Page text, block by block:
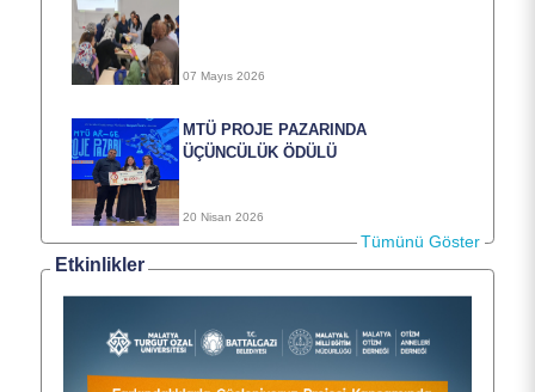
07 Mayıs 2026
MTÜ PROJE PAZARINDA
ÜÇÜNCÜLÜK ÖDÜLÜ
20 Nisan 2026
Tümünü Göster
Etkinlikler